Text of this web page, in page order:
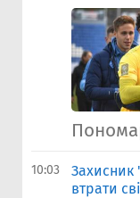
10:03
Захисник
втрати